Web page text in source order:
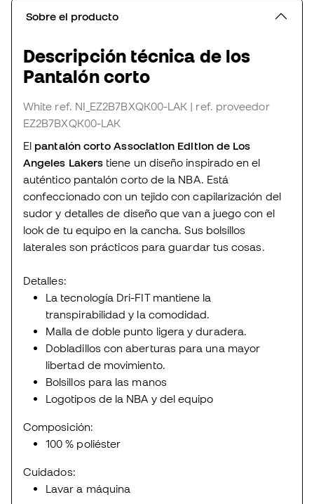
Sobre el producto
Descripción técnica de los
Pantalón corto
White ref. NI_EZ2B7BXQK00-LAK | ref. proveedor
EZ2B7BXQK00-LAK
El pantalón corto Association Edition de Los
Angeles Lakers tiene un diseño inspirado en el
auténtico pantalón corto de la NBA. Está
confeccionado con un tejido con capilarización del
sudor y detalles de diseño que van a juego con el
look de tu equipo en la cancha. Sus bolsillos
laterales son prácticos para guardar tus cosas.
Detalles:
La tecnología Dri-FIT mantiene la
transpirabilidad y la comodidad.
Malla de doble punto ligera y duradera.
Dobladillos con aberturas para una mayor
libertad de movimiento.
Bolsillos para las manos
Logotipos de la NBA y del equipo
Composición:
100 % poliéster
Cuidados:
Lavar a máquina